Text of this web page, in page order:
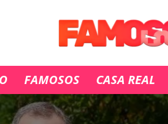
FAMOSOS CASA REAL